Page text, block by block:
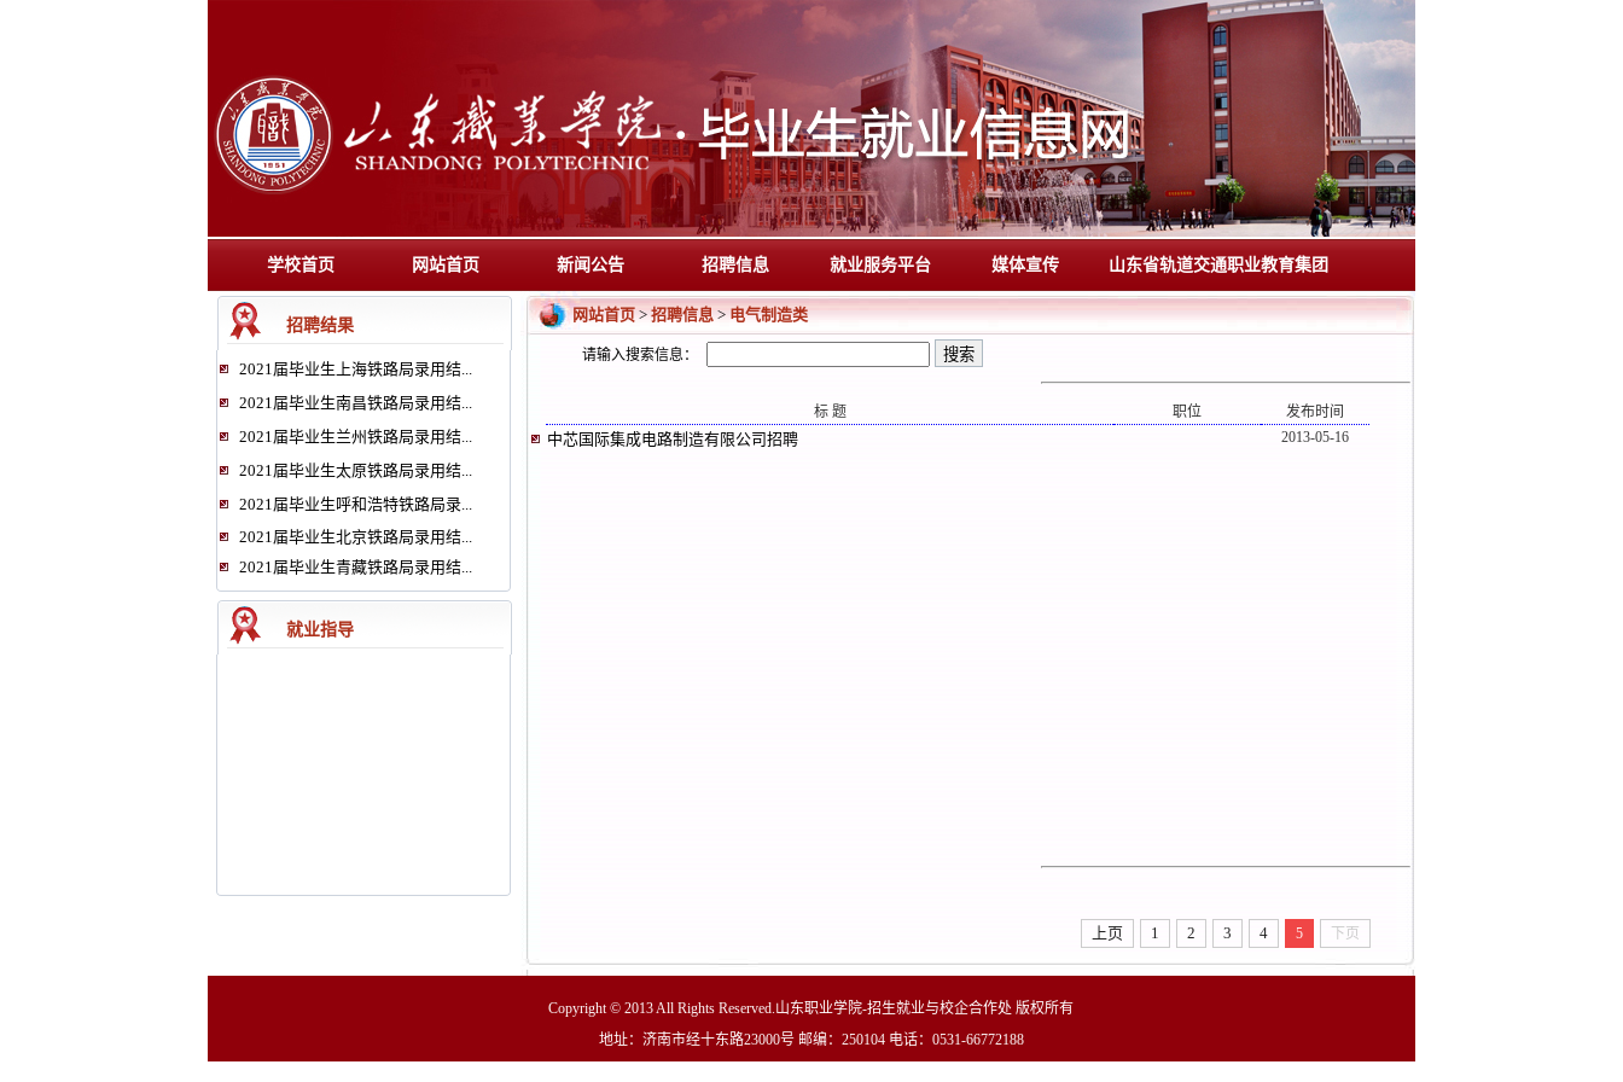
学校首页 网站首页 新闻公告 招聘信息 就业服务平台 媒体宣传 山东省轨道交通职业教育集团
招聘结果
2021届毕业生上海铁路局录用结...
2021届毕业生南昌铁路局录用结...
2021届毕业生兰州铁路局录用结...
2021届毕业生太原铁路局录用结...
2021届毕业生呼和浩特铁路局录...
2021届毕业生北京铁路局录用结...
2021届毕业生青藏铁路局录用结...
就业指导
网站首页>招聘信息>电气制造类
请输入搜索信息：
标 题 职位 发布时间
中芯国际集成电路制造有限公司招聘 2013-05-16
上页 1 2 3 4 5 下页
Copyright © 2013 All Rights Reserved.山东职业学院-招生就业与校企合作处 版权所有
地址：济南市经十东路23000号 邮编：250104 电话：0531-66772188